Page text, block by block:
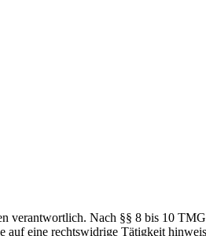
verantwortlich. Nach §§ 8 bis 10
auf eine rechtswidrige Tätigkeit